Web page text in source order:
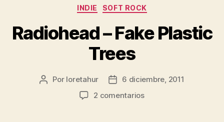
Categorías
INDIE SOFT ROCK
Radiohead – Fake Plastic
Trees
Autor
Por loretahur
Fecha6 diciembre, 2011
2 comentariosen